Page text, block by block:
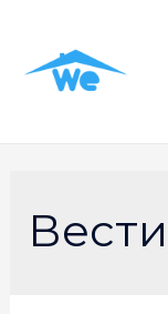
Вести